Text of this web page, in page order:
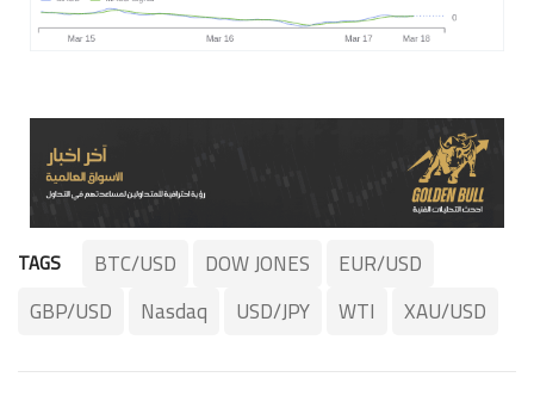
TAGS BTC/USD DOW JONES
EUR/USD
GBP/USD
Nasdaq USD/JPY WTI XAU/USD